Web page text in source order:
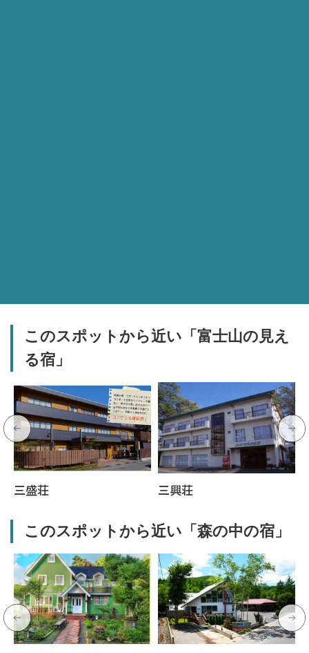
このスポットから近い「富士山の見え
る宿」
三盛荘 三興荘
このスポットから近い「森の中の宿」